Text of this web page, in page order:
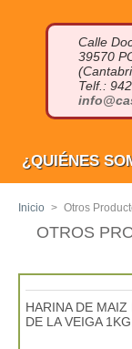
Calle
39570
Telf.:
¿QUIÉNES
Inicio > Otros
OTROS
HARINA DE
DE LA VEIGA 1KG.